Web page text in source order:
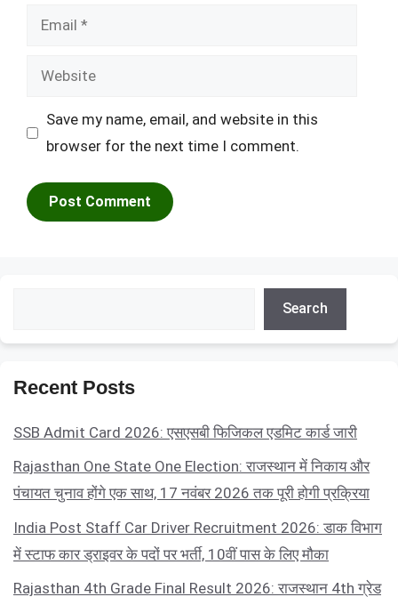
Email
Website
Save my name, email, and website in this
browser for the next time I comment.
Search
Recent Posts
SSB Admit Card 2026: एसएसबी फिजिकल एडमिट कार्ड जारी
Rajasthan One State One Election: राजस्थान में निकाय और
पंचायत चुनाव होंगे एक साथ, 17 नवंबर 2026 तक पूरी होगी प्रक्रिया
India Post Staff Car Driver Recruitment 2026: डाक विभाग
में स्टाफ कार ड्राइवर के पदों पर भर्ती, 10वीं पास के लिए मौका
Rajasthan 4th Grade Final Result 2026: राजस्थान 4th ग्रेड